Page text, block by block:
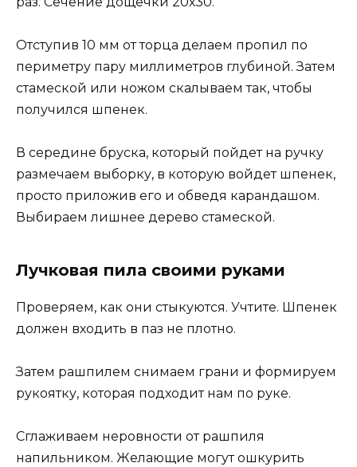
Отступив 10 мм от торца делаем пропил по
периметру пару миллиметров глубиной. Затем
стамеской или ножом скалываем так, чтобы
получился шпенек.
В середине бруска, который пойдет на ручку
размечаем выборку, в которую войдет шпенек,
просто приложив его и обведя карандашом.
Выбираем лишнее дерево стамеской.
Лучковая пила своими руками
Проверяем, как они стыкуются. Учтите. Шпенек
должен входить в паз не плотно.
Затем рашпилем снимаем грани и формируем
рукоятку, которая подходит нам по руке.
Сглаживаем неровности от рашпиля
напильником. Желающие могут ошкурить